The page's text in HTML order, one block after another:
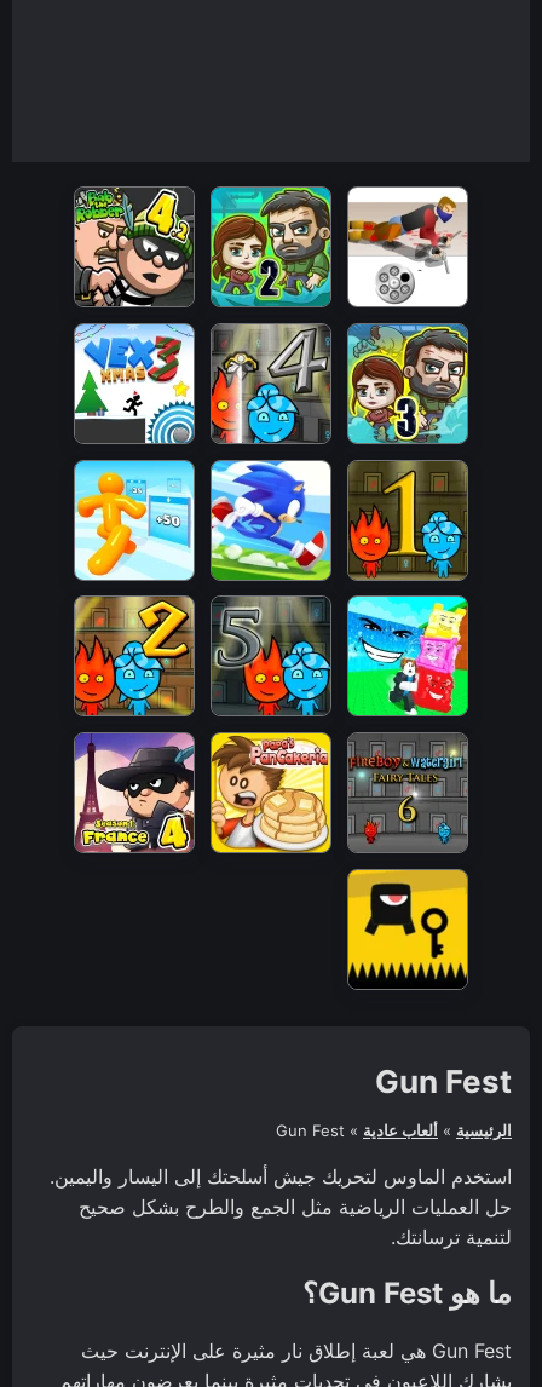
Gun Fest
الرئيسية » ألعاب عادية »
Gun Fest
استخدم الماوس لتحريك جيش أسلحتك إلى اليسار واليمين.
حل العمليات الرياضية مثل الجمع والطرح بشكل صحيح
لتنمية ترسانتك.
ما هو Gun Fest؟
Gun Fest هي لعبة إطلاق نار مثيرة على الإنترنت حيث
يشارك اللاعبون في تحديات مثيرة بينما يعرضون مهاراتهم